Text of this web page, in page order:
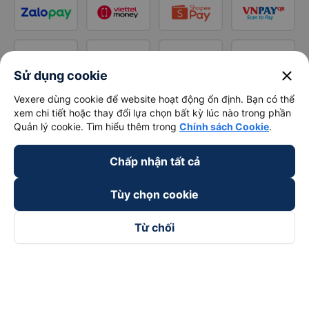
Sử dụng cookie close
Vexere dùng cookie để website hoạt động ổn định. Bạn có thể
xem chi tiết hoặc thay đổi lựa chọn bất kỳ lúc nào trong phần
Quản lý cookie. Tìm hiểu thêm trong Chính sách Cookie.
Chấp nhận tất cả
Tùy chọn cookie
Từ chối